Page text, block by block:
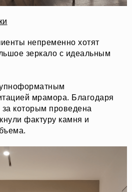
непременно хотят
зеркало с идеальным
мрамора. Благодаря
за которым проведена
фактуру камня и